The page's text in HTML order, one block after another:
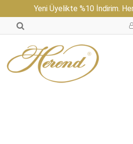
Yeni Üyelikte %10 İndirim.